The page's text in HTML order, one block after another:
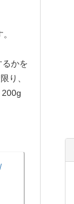
かを
り、